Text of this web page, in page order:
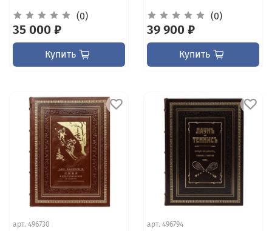
(0)
35 000 ₽
Купить
(0)
39 900 ₽
Купить
арт. 496730 арт. 496794